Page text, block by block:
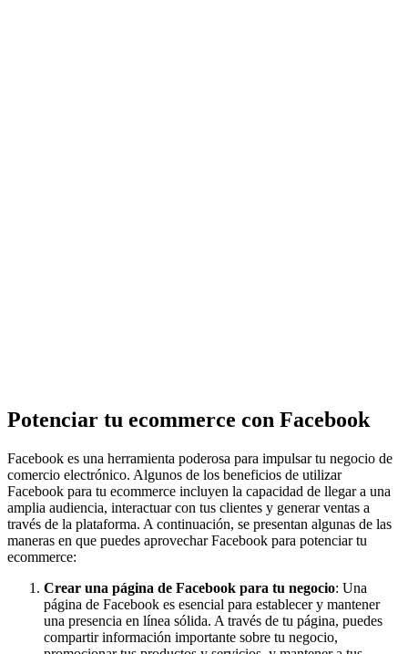
Potenciar tu ecommerce con Facebook
Facebook es una herramienta poderosa para impulsar tu negocio de
comercio electrónico. Algunos de los beneficios de utilizar
Facebook para tu ecommerce incluyen la capacidad de llegar a una
amplia audiencia, interactuar con tus clientes y generar ventas a
través de la plataforma. A continuación, se presentan algunas de las
maneras en que puedes aprovechar Facebook para potenciar tu
ecommerce:
Crear una página de Facebook para tu negocio: Una
página de Facebook es esencial para establecer y mantener
una presencia en línea sólida. A través de tu página, puedes
compartir información importante sobre tu negocio,